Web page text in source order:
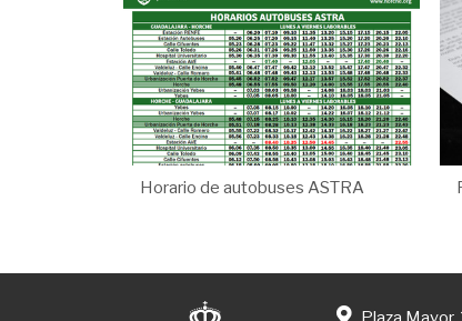
Horario de autobuses ASTRA